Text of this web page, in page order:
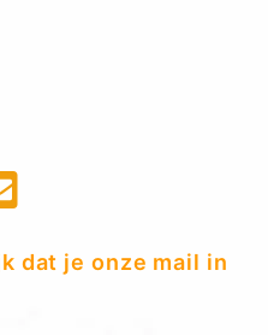
dat je onze mail in